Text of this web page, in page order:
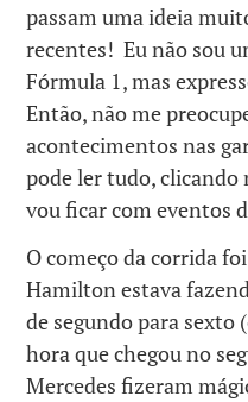
passam uma ideia
recentes! Eu não sou
Fórmula 1, mas
Então, não me
acontecimentos nas
pode ler tudo, clicando
vou ficar com eventos
O começo da corrida
Hamilton estava
de segundo para
hora que chegou no
Mercedes fizeram